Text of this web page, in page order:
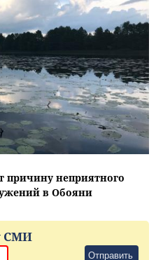
причину неприятного
в Обояни
СМИ
Отправить